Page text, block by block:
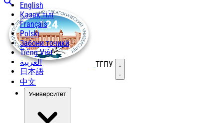
English
Қазақ тілі
Français
Polski
Забони тоҷикӣ
Tiếng Việt
العربية
日本語
中文
ТГПУ Открыть меню
Университет